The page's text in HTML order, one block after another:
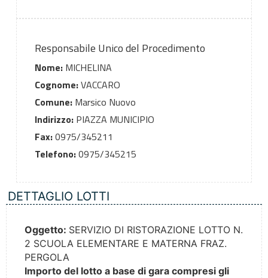
Responsabile Unico del Procedimento
Nome:MICHELINA
Cognome:VACCARO
Comune:Marsico Nuovo
Indirizzo:PIAZZA MUNICIPIO
Fax:0975/345211
Telefono:0975/345215
DETTAGLIO LOTTI
Oggetto: SERVIZIO DI RISTORAZIONE LOTTO N.
2 SCUOLA ELEMENTARE E MATERNA FRAZ.
PERGOLA
Importo del lotto a base di gara compresi gli